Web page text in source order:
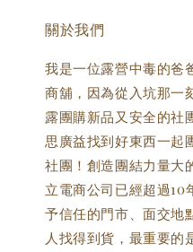
關於我們
我是一位露營中毒的爸
商舖，因為從入坑那一
露團購新品又安全的社
思廣益找到好東西一起
社團！創造團結力量大
立電商公司已經超過10
予信任的門市、面交地
人找得到貨，最重要的